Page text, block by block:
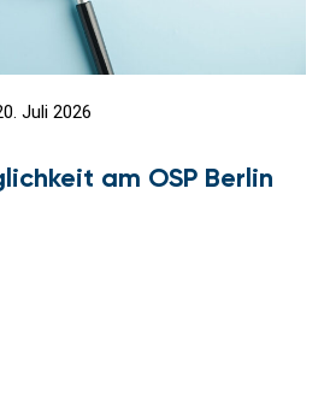
Juli 2026
am OSP Berlin